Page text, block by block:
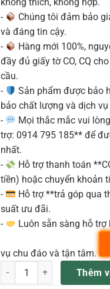
-
Chúng tôi đảm bảo
và đáng tin cậy.
-
Hàng mới 100%,
đầy đủ giấy tờ CO, CQ
cầu.
-
Sản phẩm được bảo
bảo chất lượng và dịch
-
Mọi thắc mắc vui
trợ: 0914 795 185** để
nhất.
-
Hỗ trợ thanh toán
tiền) hoặc chuyển khoản
-
Hỗ trợ **trả góp qua
suất ưu đãi.
-
Luôn sẵn sàng hỗ
vụ chu đáo và tận tâm.
ARCHON 108 Loa Passive
Thêm